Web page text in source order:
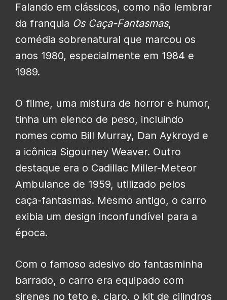
Falando em clássicos, como não lembrar
da franquia Os Caça-Fantasmas,
comédia sobrenatural que marcou os
anos 1980, especialmente em 1984 e
1989.
O filme, uma mistura de horror e humor,
tinha um elenco de peso, incluindo
nomes como Bill Murray, Dan Aykroyd e
a icônica Sigourney Weaver. Outro
destaque era o Cadillac Miller-Meteor
Ambulance de 1959, utilizado pelos
caça-fantasmas. Mesmo antigo, o carro
exibia um design inconfundível para a
época.
Com o famoso adesivo do fantasminha
barrado, o carro era equipado com
sirenes no teto e, claro, o kit de cilindros